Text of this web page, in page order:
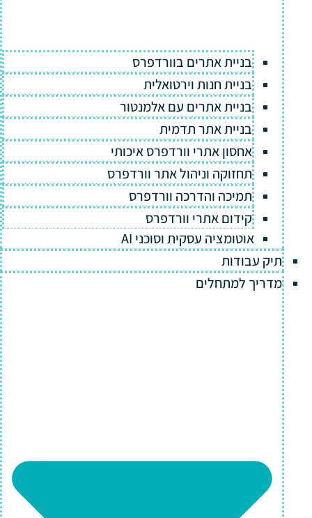
בניית אתרים בוורדפרס
בניית חנות וירטואלית
בניית אתרים עם אלמנטור
בניית אתר תדמית
אחסון אתרי וורדפרס איכותי
תחזוקה וניהול אתר וורדפרס
תמיכה והדרכה וורדפרס
קידום אתרי וורדפרס
אוטומציה עסקית וסוכני AI
תיק עבודות
מדריך למתחלים